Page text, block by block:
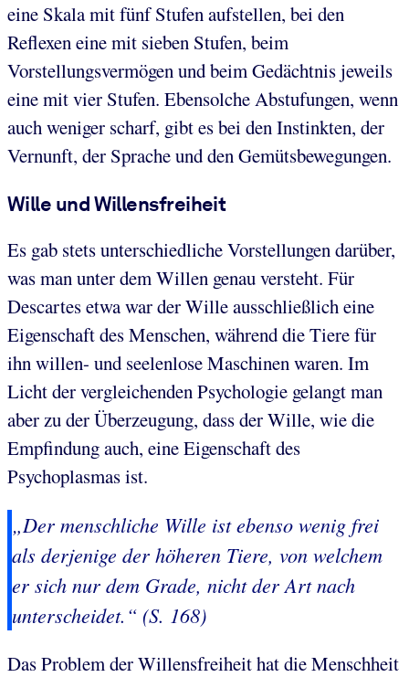
eine Skala mit fünf Stufen aufstellen, bei den
Reflexen eine mit sieben Stufen, beim
Vorstellungsvermögen und beim Gedächtnis jeweils
eine mit vier Stufen. Ebensolche Abstufungen, wenn
auch weniger scharf, gibt es bei den Instinkten, der
Vernunft, der Sprache und den Gemütsbewegungen.
Wille und Willensfreiheit
Es gab stets unterschiedliche Vorstellungen darüber,
was man unter dem Willen genau versteht. Für
Descartes etwa war der Wille ausschließlich eine
Eigenschaft des Menschen, während die Tiere für
ihn willen- und seelenlose Maschinen waren. Im
Licht der vergleichenden Psychologie gelangt man
aber zu der Überzeugung, dass der Wille, wie die
Empfindung auch, eine Eigenschaft des
Psychoplasmas ist.
„Der menschliche Wille ist ebenso wenig frei
als derjenige der höheren Tiere, von welchem
er sich nur dem Grade, nicht der Art nach
unterscheidet.“ (S. 168)
Das Problem der Willensfreiheit hat die Menschheit